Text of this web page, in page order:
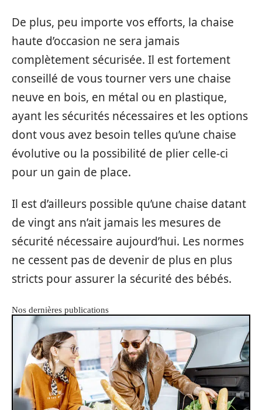
De plus, peu importe vos efforts, la chaise
haute d’occasion ne sera jamais
complètement sécurisée. Il est fortement
conseillé de vous tourner vers une chaise
neuve en bois, en métal ou en plastique,
ayant les sécurités nécessaires et les options
dont vous avez besoin telles qu’une chaise
évolutive ou la possibilité de plier celle-ci
pour un gain de place.
Il est d’ailleurs possible qu’une chaise datant
de vingt ans n’ait jamais les mesures de
sécurité nécessaire aujourd’hui. Les normes
ne cessent pas de devenir de plus en plus
stricts pour assurer la sécurité des bébés.
Nos dernières publications